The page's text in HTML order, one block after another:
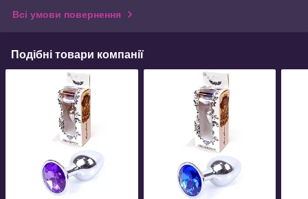
Всі умови повернення
Подібні товари компанії